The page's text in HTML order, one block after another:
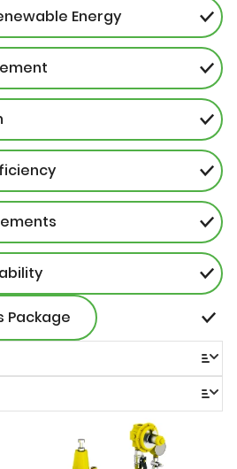
Energy
Package